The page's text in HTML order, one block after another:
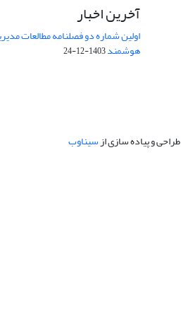
آخرین اخبار
اولین شماره دو فصلنامه مطالعات
هوشمند1403-12-24
طراحی و پیاده سازی ازسیناوب